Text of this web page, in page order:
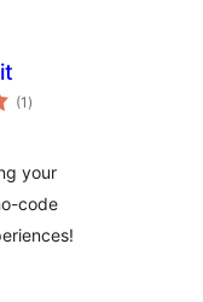
(1 tổng
đánh
)
your
code